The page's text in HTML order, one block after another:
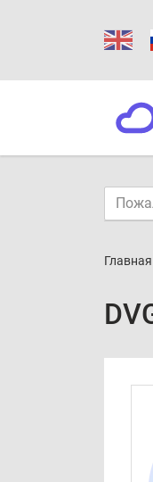
Главная